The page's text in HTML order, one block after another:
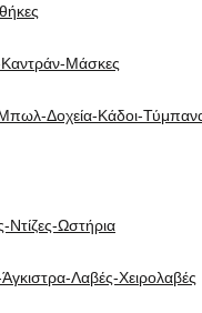
Μάσκες
Δοχεία-Κάδοι-
Ντίζες-Ωστήρια
Λαβές-Χειρολαβές